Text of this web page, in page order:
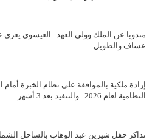
مندوبا عن الملك وولي العهد.. العيسوي
عساف والطويل
إرادة ملكية بالموافقة على نظام الخبرة أمام
النظامية لعام 2026.. والتنفيذ بعد 3 أشهر
تذاكر حفل شيرين عبد الوهاب بالساحل